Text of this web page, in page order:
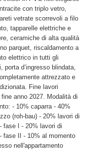
con triplo vetro,
vetrate scorrevoli a filo
tapparelle elettriche e
ceramiche di alta qualità
parquet, riscaldamento a
elettrico in tutti gli
porta d’ingresso blindata,
attrezzato e
Fine lavori
anno 2027. Modalità di
- 10% caparra - 40%
(roh-bau) - 20% lavori di
fase I - 20% lavori di
fase II - 10% al momento
nell'appartamento